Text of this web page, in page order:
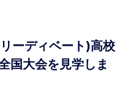
ーディベート)高校
国大会を見学しま